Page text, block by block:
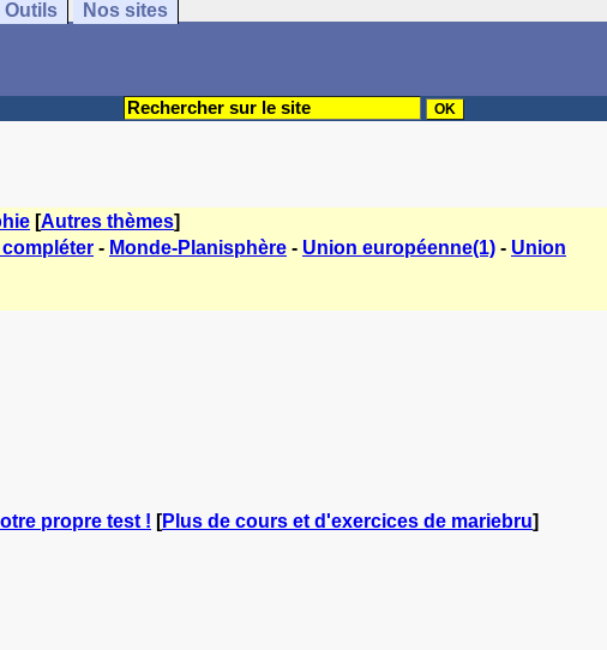
Outils Nos sites
[Autres thèmes]
compléter - Monde-Planisphère - Union européenne(1) - Union
propre test ! [Plus de cours et d'exercices de mariebru]